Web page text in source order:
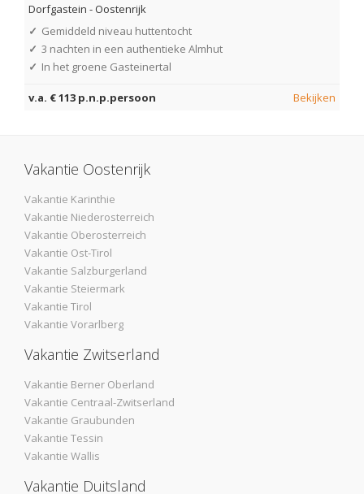
Dorfgastein -Oostenrijk
✓ Gemiddeld niveau huttentocht
✓ 3 nachten in een authentieke Almhut
✓ In het groene Gasteinertal
v.a. € 113 p.n.p.persoon Bekijken
Vakantie Oostenrijk
Vakantie Karinthie
Vakantie Niederosterreich
Vakantie Oberosterreich
Vakantie Ost-Tirol
Vakantie Salzburgerland
Vakantie Steiermark
Vakantie Tirol
Vakantie Vorarlberg
Vakantie Zwitserland
Vakantie Berner Oberland
Vakantie Centraal-Zwitserland
Vakantie Graubunden
Vakantie Tessin
Vakantie Wallis
Vakantie Duitsland